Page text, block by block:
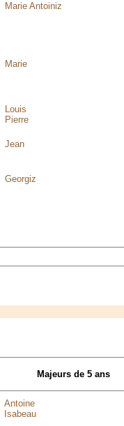
Marie Antoiniz
Marie
Louis
Pierre
Jean
Georgiz
Majeurs de 5 ans
Antoine
Isabeau